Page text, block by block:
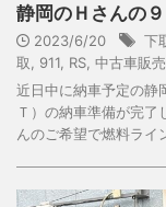
静岡のＨさんの
2023/6/20 下
取
911 RS 中古車販売
近日中に納車予定の静
Ｔ）の納車準備が完
んのご希望で燃料ライ